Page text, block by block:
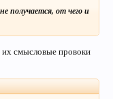
получается, от чего и
их смысловые провоки